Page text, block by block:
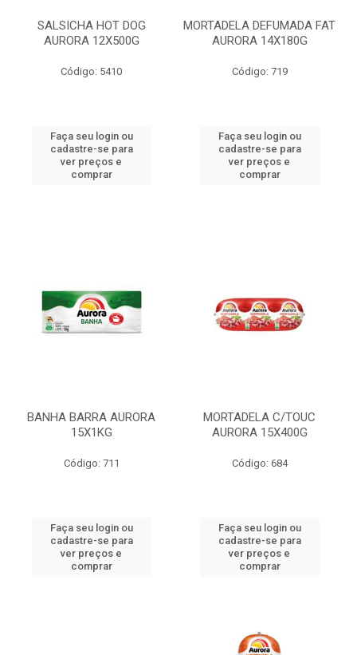
SALSICHA HOT DOG
AURORA 12X500G
Código: 5410
Faça seu login ou
cadastre-se para
ver preços e
comprar
MORTADELA DEFUMADA FAT
AURORA 14X180G
Código: 719
Faça seu login ou
cadastre-se para
ver preços e
comprar
BANHA BARRA AURORA
15X1KG
Código: 711
Faça seu login ou
cadastre-se para
ver preços e
comprar
MORTADELA C/TOUC
AURORA 15X400G
Código: 684
Faça seu login ou
cadastre-se para
ver preços e
comprar